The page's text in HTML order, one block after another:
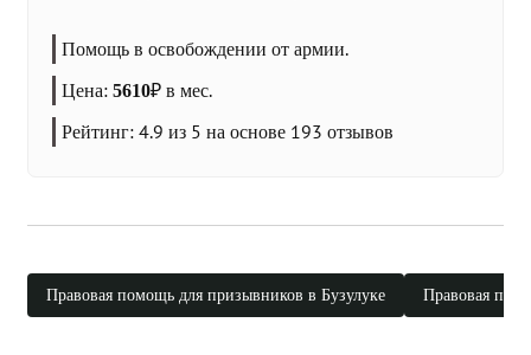
Помощь в освобождении от армии.
Цена: 5610₽ в мес.
Рейтинг: 4.9 из 5 на основе 193 отзывов
Правовая помощь для призывников в Бузулуке Правовая